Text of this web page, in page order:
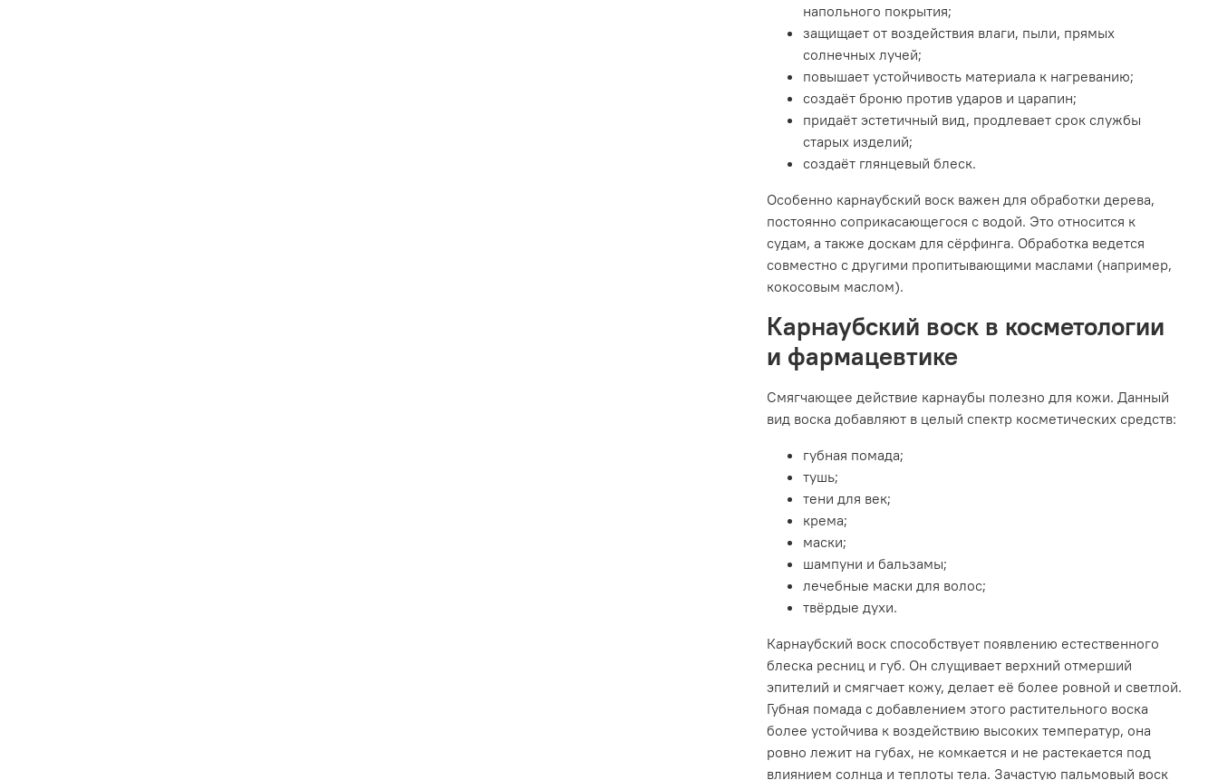
напольного покрытия;
защищает от воздействия влаги, пыли, прямых
солнечных лучей;
повышает устойчивость материала к нагреванию;
создаёт броню против ударов и царапин;
придаёт эстетичный вид, продлевает срок службы
старых изделий;
создаёт глянцевый блеск.
Особенно карнаубский воск важен для обработки дерева,
постоянно соприкасающегося с водой. Это относится к
судам, а также доскам для сёрфинга. Обработка ведется
совместно с другими пропитывающими маслами (например,
кокосовым маслом).
Карнаубский воск в косметологии
и фармацевтике
Смягчающее действие карнаубы полезно для кожи. Данный
вид воска добавляют в целый спектр косметических средств:
губная помада;
тушь;
тени для век;
крема;
маски;
шампуни и бальзамы;
лечебные маски для волос;
твёрдые духи.
Карнаубский воск способствует появлению естественного
блеска ресниц и губ. Он слущивает верхний отмерший
эпителий и смягчает кожу, делает её более ровной и светлой.
Губная помада с добавлением этого растительного воска
более устойчива к воздействию высоких температур, она
ровно лежит на губах, не комкается и не растекается под
влиянием солнца и теплоты тела. Зачастую пальмовый воск